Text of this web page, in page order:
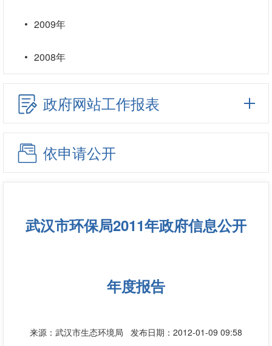
2009年
2008年
政府网站工作报表
依申请公开
武汉市环保局2011年政府信息公开
年度报告
来源：武汉市生态环境局 发布日期：2012-01-09 09:58